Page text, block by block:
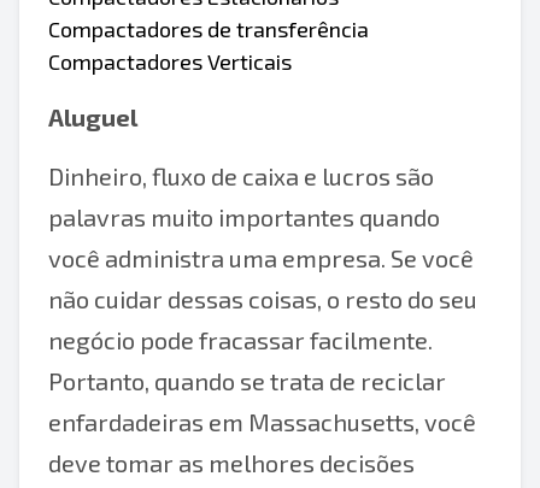
Compactadores de transferência
Compactadores Verticais
Aluguel
Dinheiro, fluxo de caixa e lucros são
palavras muito importantes quando
você administra uma empresa. Se você
não cuidar dessas coisas, o resto do seu
negócio pode fracassar facilmente.
Portanto, quando se trata de reciclar
enfardadeiras em Massachusetts, você
deve tomar as melhores decisões